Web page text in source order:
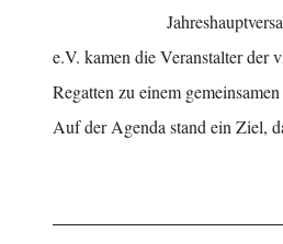
e.V. kamen die Veranstalter der
Regatten zu einem
Auf der Agenda stand ein Ziel,